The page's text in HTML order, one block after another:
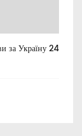
за Україну 24